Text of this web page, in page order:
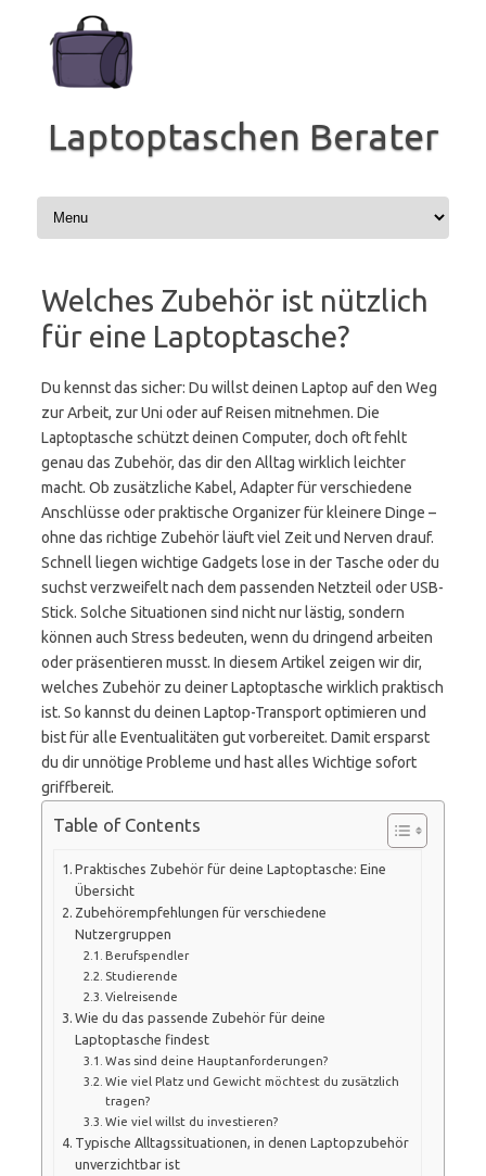
springen
Laptoptaschen Berater
Welches Zubehör ist nützlich
für eine Laptoptasche?
Du kennst das sicher: Du willst deinen Laptop auf den Weg
zur Arbeit, zur Uni oder auf Reisen mitnehmen. Die
Laptoptasche schützt deinen Computer, doch oft fehlt
genau das Zubehör, das dir den Alltag wirklich leichter
macht. Ob zusätzliche Kabel, Adapter für verschiedene
Anschlüsse oder praktische Organizer für kleinere Dinge –
ohne das richtige Zubehör läuft viel Zeit und Nerven drauf.
Schnell liegen wichtige Gadgets lose in der Tasche oder du
suchst verzweifelt nach dem passenden Netzteil oder USB-
Stick. Solche Situationen sind nicht nur lästig, sondern
können auch Stress bedeuten, wenn du dringend arbeiten
oder präsentieren musst. In diesem Artikel zeigen wir dir,
welches Zubehör zu deiner Laptoptasche wirklich praktisch
ist. So kannst du deinen Laptop-Transport optimieren und
bist für alle Eventualitäten gut vorbereitet. Damit ersparst
du dir unnötige Probleme und hast alles Wichtige sofort
griffbereit.
Table of Contents
Praktisches Zubehör für deine Laptoptasche: Eine
Übersicht
Zubehörempfehlungen für verschiedene
Nutzergruppen
Berufspendler
Studierende
Vielreisende
Wie du das passende Zubehör für deine
Laptoptasche findest
Was sind deine Hauptanforderungen?
Wie viel Platz und Gewicht möchtest du zusätzlich
tragen?
Wie viel willst du investieren?
Typische Alltagssituationen, in denen Laptopzubehör
unverzichtbar ist